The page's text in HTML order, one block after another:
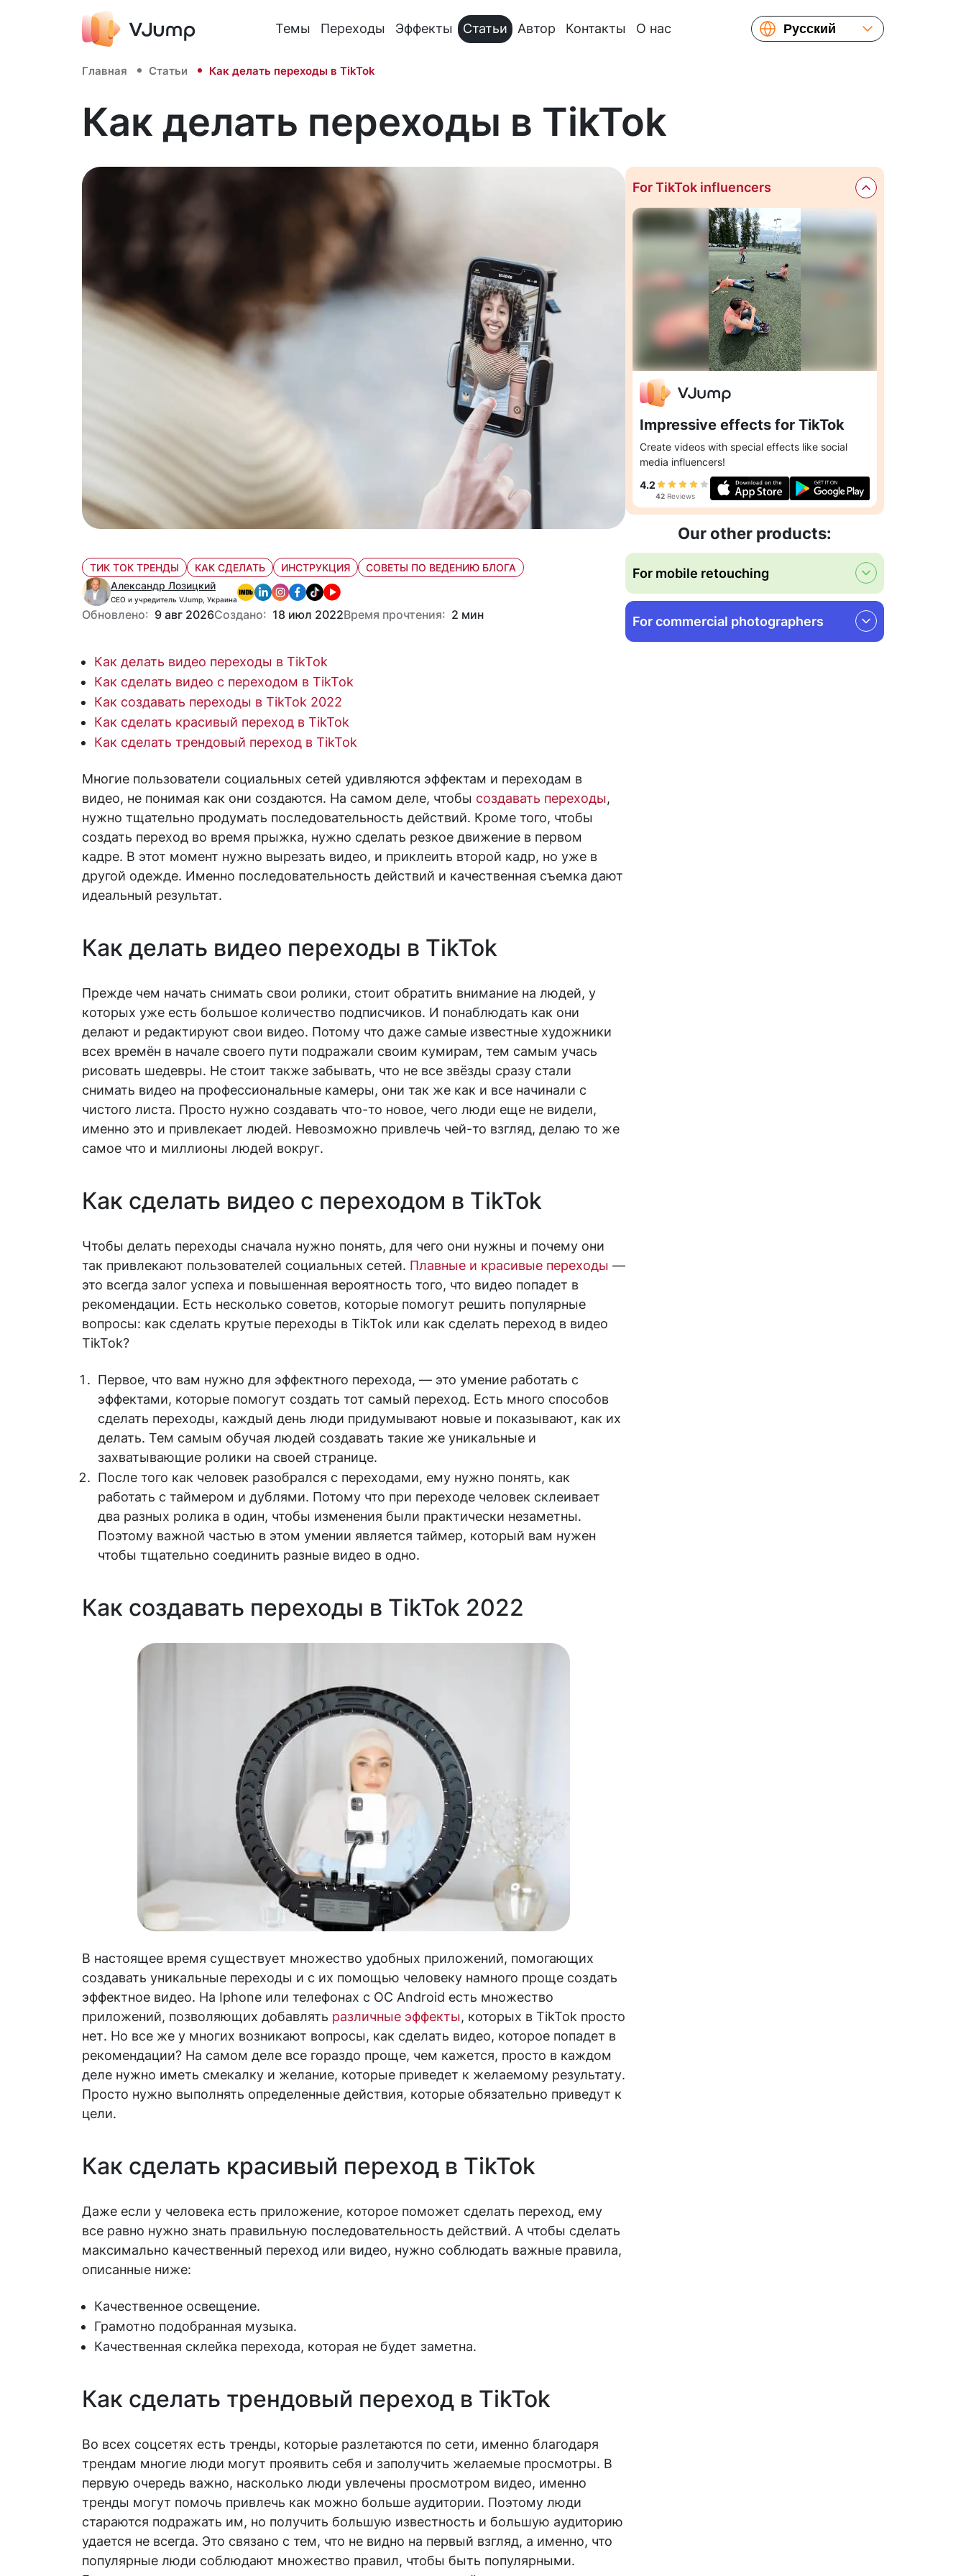
Темы Переходы Эффекты Статьи Автор Контакты О нас
Русский
Главная Статьи Как делать переходы в TikTok
Как делать переходы в TikTok
ТИК ТОК ТРЕНДЫ КАК СДЕЛАТЬ ИНСТРУКЦИЯ
СОВЕТЫ ПО ВЕДЕНИЮ БЛОГА
Александр Лозицкий
CEO и учредитель VJump, Украина
Обновлено: 9 авг 2026Создано: 18 июл 2022Время прочтения: 2 мин
Как делать видео переходы в TikTok
Как сделать видео с переходом в TikTok
Как создавать переходы в TikTok 2022
Как сделать красивый переход в TikTok
Как сделать трендовый переход в TikTok
Многие пользователи социальных сетей удивляются эффектам и переходам в
видео, не понимая как они создаются. На самом деле, чтобы создавать переходы,
нужно тщательно продумать последовательность действий. Кроме того, чтобы
создать переход во время прыжка, нужно сделать резкое движение в первом
кадре. В этот момент нужно вырезать видео, и приклеить второй кадр, но уже в
другой одежде. Именно последовательность действий и качественная съемка дают
идеальный результат.
Как делать видео переходы в TikTok
Прежде чем начать снимать свои ролики, стоит обратить внимание на людей, у
которых уже есть большое количество подписчиков. И понаблюдать как они
делают и редактируют свои видео. Потому что даже самые известные художники
всех времён в начале своего пути подражали своим кумирам, тем самым учась
рисовать шедевры. Не стоит также забывать, что не все звёзды сразу стали
снимать видео на профессиональные камеры, они так же как и все начинали с
чистого листа. Просто нужно создавать что-то новое, чего люди еще не видели,
именно это и привлекает людей. Невозможно привлечь чей-то взгляд, делаю то же
самое что и миллионы людей вокруг.
Как сделать видео с переходом в TikTok
Чтобы делать переходы сначала нужно понять, для чего они нужны и почему они
так привлекают пользователей социальных сетей. Плавные и красивые переходы —
это всегда залог успеха и повышенная вероятность того, что видео попадет в
рекомендации. Есть несколько советов, которые помогут решить популярные
вопросы: как сделать крутые переходы в TikTok или как сделать переход в видео
TikTok?
Первое, что вам нужно для эффектного перехода, — это умение работать с
эффектами, которые помогут создать тот самый переход. Есть много способов
сделать переходы, каждый день люди придумывают новые и показывают, как их
делать. Тем самым обучая людей создавать такие же уникальные и
захватывающие ролики на своей странице.
После того как человек разобрался с переходами, ему нужно понять, как
работать с таймером и дублями. Потому что при переходе человек склеивает
два разных ролика в один, чтобы изменения были практически незаметны.
Поэтому важной частью в этом умении является таймер, который вам нужен
чтобы тщательно соединить разные видео в одно.
Как создавать переходы в TikTok 2022
В настоящее время существует множество удобных приложений, помогающих
создавать уникальные переходы и с их помощью человеку намного проще создать
эффектное видео. На Iphone или телефонах с ОС Android есть множество
приложений, позволяющих добавлять различные эффекты, которых в TikTok просто
нет. Но все же у многих возникают вопросы, как сделать видео, которое попадет в
рекомендации? На самом деле все гораздо проще, чем кажется, просто в каждом
деле нужно иметь смекалку и желание, которые приведет к желаемому результату.
Просто нужно выполнять определенные действия, которые обязательно приведут к
цели.
Как сделать красивый переход в TikTok
Даже если у человека есть приложение, которое поможет сделать переход, ему
все равно нужно знать правильную последовательность действий. А чтобы сделать
максимально качественный переход или видео, нужно соблюдать важные правила,
описанные ниже:
Качественное освещение.
Грамотно подобранная музыка.
Качественная склейка перехода, которая не будет заметна.
Как сделать трендовый переход в TikTok
Во всех соцсетях есть тренды, которые разлетаются по сети, именно благодаря
трендам многие люди могут проявить себя и заполучить желаемые просмотры. В
первую очередь важно, насколько люди увлечены просмотром видео, именно
тренды могут помочь привлечь как можно больше аудитории. Поэтому люди
стараются подражать им, но получить большую известность и большую аудиторию
удается не всегда. Это связано с тем, что не видно на первый взгляд, а именно, что
популярные люди соблюдают множество правил, чтобы быть популярными.
For TikTok influencers
Impressive effects for TikTok
Create videos with special effects like social
media influencers!
4.2
42Reviews
Our other products:
For mobile retouching
For commercial photographers